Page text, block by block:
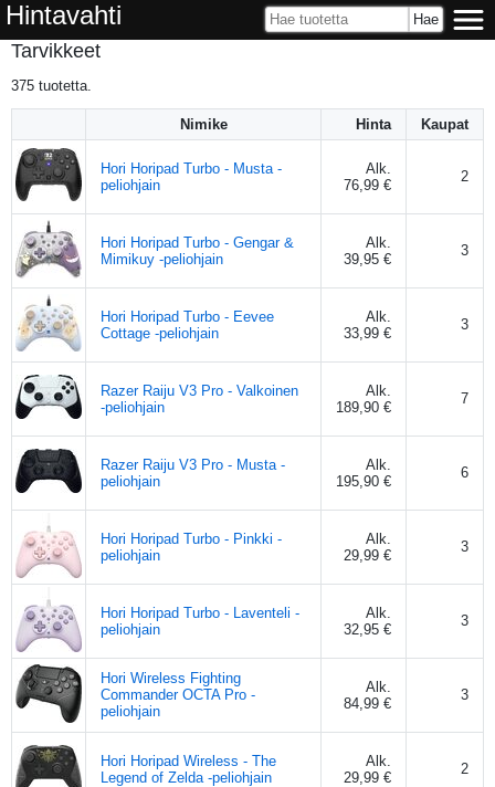
Hintavahti
Tarvikkeet
375 tuotetta.
Nimike Hinta Kaupat
Hori Horipad Turbo - Musta -
peliohjain
Alk.
76,99 €
2
Hori Horipad Turbo - Gengar &
Mimikuy -peliohjain
Alk.
39,95 €
3
Hori Horipad Turbo - Eevee
Cottage -peliohjain
Alk.
33,99 €
3
Razer Raiju V3 Pro - Valkoinen
-peliohjain
Alk.
189,90 €
7
Razer Raiju V3 Pro - Musta -
peliohjain
Alk.
195,90 €
6
Hori Horipad Turbo - Pinkki -
peliohjain
Alk.
29,99 €
3
Hori Horipad Turbo - Laventeli -
peliohjain
Alk.
32,95 €
3
Hori Wireless Fighting
Commander OCTA Pro -
peliohjain
Alk.
84,99 €
3
Hori Horipad Wireless - The
Legend of Zelda -peliohjain
Alk.
29,99 €
2